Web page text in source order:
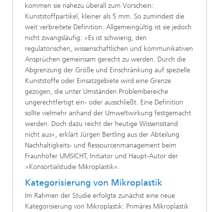
kommen sie nahezu überall zum Vorschein:
Kunststoffpartikel, kleiner als 5 mm. So zumindest die
weit verbreitete Definition. Allgemeingültig ist sie jedoch
nicht zwangsläufig: »Es ist schwierig, den
regulatorischen, wissenschaftlichen und kommunikativen
Ansprüchen gemeinsam gerecht zu werden. Durch die
Abgrenzung der Größe und Einschränkung auf spezielle
Kunststoffe oder Einsatzgebiete wird eine Grenze
gezogen, die unter Umständen Problembereiche
ungerechtfertigt ein- oder ausschließt. Eine Definition
sollte vielmehr anhand der Umweltwirkung festgemacht
werden. Doch dazu reicht der heutige Wissensstand
nicht aus«, erklärt Jürgen Bertling aus der Abteilung
Nachhaltigkeits- und Ressourcenmanagement beim
Fraunhofer UMSICHT, Initiator und Haupt-Autor der
»Konsortialstudie Mikroplastik«.
Kategorisierung von Mikroplastik
Im Rahmen der Studie erfolgte zunächst eine neue
Kategorisierung von Mikroplastik: Primäres Mikroplastik